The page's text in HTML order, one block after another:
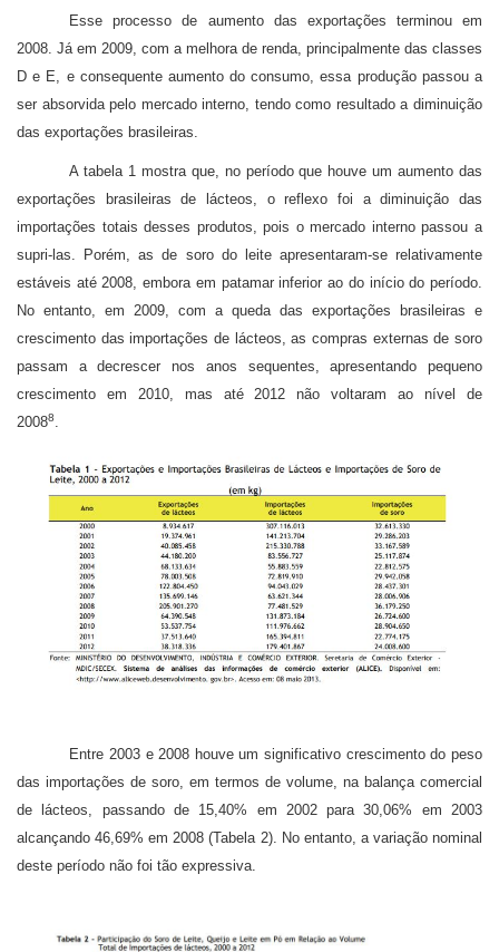
Esse processo de aumento das exportações terminou em
2008. Já em 2009, com a melhora de renda, principalmente das classes
D e E, e consequente aumento do consumo, essa produção passou a
ser absorvida pelo mercado interno, tendo como resultado a diminuição
das exportações brasileiras.
A tabela 1 mostra que, no período que houve um aumento das
exportações brasileiras de lácteos, o reflexo foi a diminuição das
importações totais desses produtos, pois o mercado interno passou a
supri-las. Porém, as de soro do leite apresentaram-se relativamente
estáveis até 2008, embora em patamar inferior ao do início do período.
No entanto, em 2009, com a queda das exportações brasileiras e
crescimento das importações de lácteos, as compras externas de soro
passam a decrescer nos anos sequentes, apresentando pequeno
crescimento em 2010, mas até 2012 não voltaram ao nível de
20088
Entre 2003 e 2008 houve um significativo crescimento do peso
das importações de soro, em termos de volume, na balança comercial
de lácteos, passando de 15,40% em 2002 para 30,06% em 2003
alcançando 46,69% em 2008 (Tabela 2). No entanto, a variação nominal
deste período não foi tão expressiva.